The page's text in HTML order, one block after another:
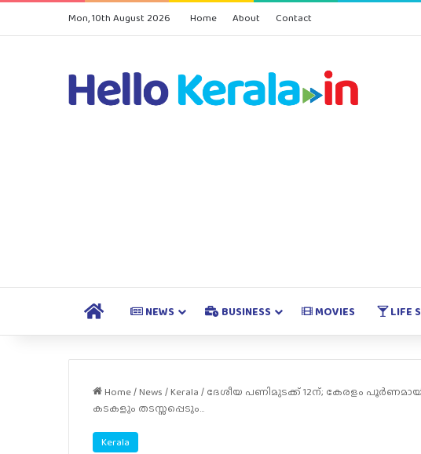
Mon, 10th August 2026 Home About Contact
HOME NEWS BUSINESS MOVIES LIFE
Home/News /Kerala / ദേശീയ പണിമുടക്ക് 12ന്; കേരളം
കടകളും തടസ്സപ്പെടും…
Kerala